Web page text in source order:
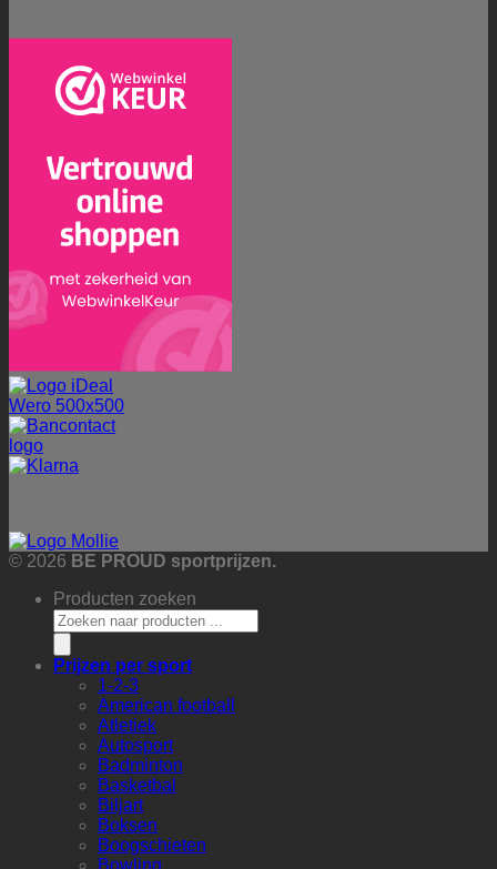
© 2026 BE PROUD sportprijzen.
Producten zoeken
Prijzen per sport
1-2-3
American football
Atletiek
Autosport
Badminton
Basketbal
Biljart
Boksen
Boogschieten
Bowling